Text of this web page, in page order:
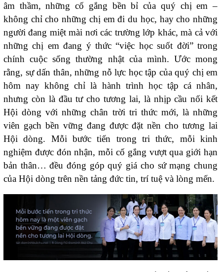
âm thầm, những cố gắng bền bỉ của quý chị em –
không chỉ cho những chị em đi du học, hay cho những
người đang miệt mài nơi các trường lớp khác, mà cả với
những chị em đang ý thức “việc học suốt đời” trong
chính cuộc sống thường nhật của mình. Ước mong
rằng, sự dấn thân, những nỗ lực học tập của quý chị em
hôm nay không chỉ là hành trình học tập cá nhân,
nhưng còn là đầu tư cho tương lai, là nhịp cầu nối kết
Hội dòng với những chân trời tri thức mới, là những
viên gạch bền vững đang được đặt nền cho tương lai
Hội dòng. Mỗi bước tiến trong tri thức, mỗi kinh
nghiệm được đón nhận, mỗi cố gắng vượt qua giới hạn
bản thân… đều đóng góp quý giá cho sứ mạng chung
của Hội dòng trên nền tảng đức tin, trí tuệ và lòng mến.